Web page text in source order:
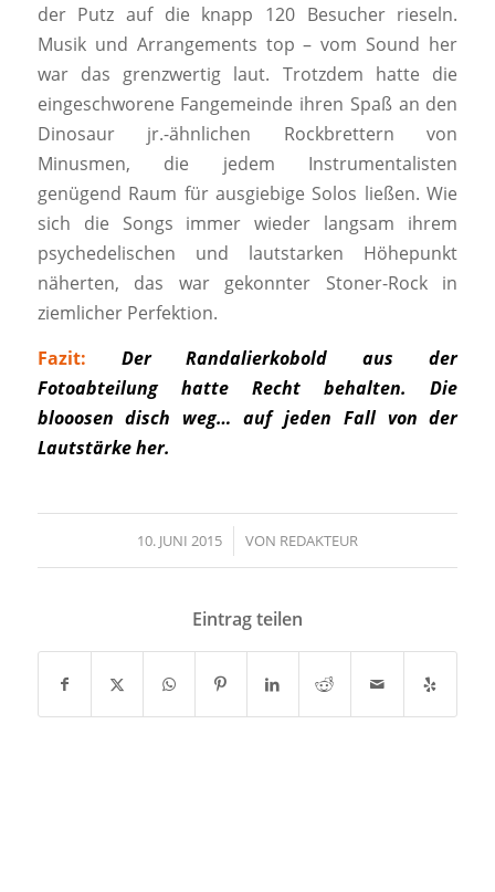
der Putz auf die knapp 120 Besucher rieseln.
Musik und Arrangements top – vom Sound her
war das grenzwertig laut. Trotzdem hatte die
eingeschworene Fangemeinde ihren Spaß an den
Dinosaur jr.-ähnlichen Rockbrettern von
Minusmen, die jedem Instrumentalisten
genügend Raum für ausgiebige Solos ließen. Wie
sich die Songs immer wieder langsam ihrem
psychedelischen und lautstarken Höhepunkt
näherten, das war gekonnter Stoner-Rock in
ziemlicher Perfektion.
Fazit:
Der Randalierkobold aus der
Fotoabteilung hatte Recht behalten. Die
blooosen disch weg… auf jeden Fall von der
Lautstärke her.
10. JUNI 2015
/ VON REDAKTEUR
Eintrag teilen